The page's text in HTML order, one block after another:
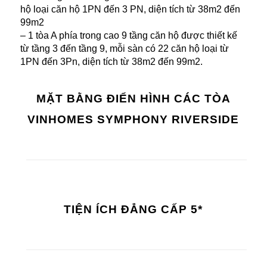
hộ loại căn hộ 1PN đến 3 PN, diện tích từ 38m2 đến
99m2
– 1 tòa A phía trong cao 9 tầng căn hộ được thiết kế
từ tầng 3 đến tầng 9, mỗi sàn có 22 căn hộ loại từ
1PN đến 3Pn, diện tích từ 38m2 đến 99m2.
MẶT BẰNG ĐIỂN HÌNH CÁC TÒA
VINHOMES SYMPHONY RIVERSIDE
TIỆN ÍCH ĐẲNG CẤP 5*